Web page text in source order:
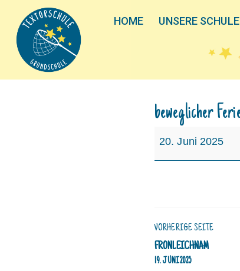
HOME UNSERE SCHULE
beweglicher
Ferientag
20. Juni 2025
VORHERIGE SEITE
FRONLEICHNAM
19. JUNI 2025